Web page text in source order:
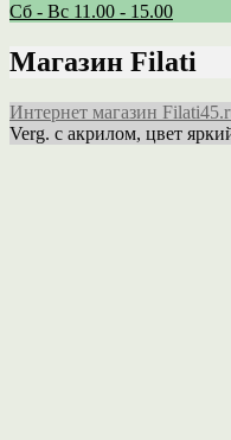
Сб - Вс 11.00 - 15.00
Магазин Filati
Интернет магазин
Verg. с акрилом, цвет